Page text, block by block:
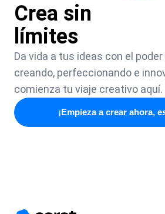
Crea sin
límites
Da vida a tus ideas con el poder
creando, perfeccionando e
comienza tu viaje creativo aquí.
¡Empieza a crear ahora,